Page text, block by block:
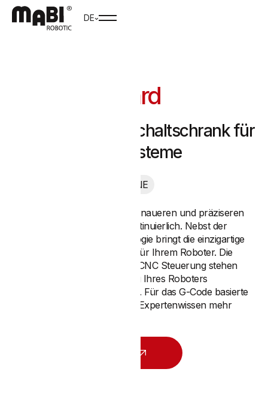
DE
MRC-Standard
Unser Standard Schaltschrank für
unsere Robotersysteme
mit Siemens SINUMERIK ONE
Die Nachfrage nach immer genaueren und präziseren
Industrierobotern wächst kontinuierlich. Nebst der
Secondary Encoder Technologie bringt die einzigartige
weitere Vorteile für Ihrem Roboter. Die
Funktionen einer klassischen CNC Steuerung stehen
Ihnen auch bei der Bedienung Ihres Roboters
vollumfänglich zur Verfügung. Für das G-Code basierte
Programmieren ist somit kein Expertenwissen mehr